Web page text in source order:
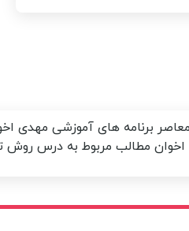
برنامه های آموزشی مهدی
مطالب مربوط به درس روش